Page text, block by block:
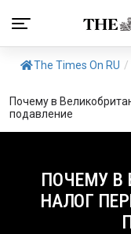
The Times On RU /
Почему в
подавление
ПОЧЕМУ В
НАЛОГ